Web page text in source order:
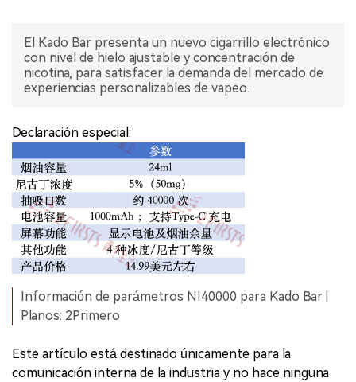
El Kado Bar presenta un nuevo cigarrillo electrónico
con nivel de hielo ajustable y concentración de
nicotina, para satisfacer la demanda del mercado de
experiencias personalizables de vapeo.
Declaración especial:
Información de parámetros NI40000 para Kado Bar |
Planos: 2Primero
Este artículo está destinado únicamente para la
comunicación interna de la industria y no hace ninguna